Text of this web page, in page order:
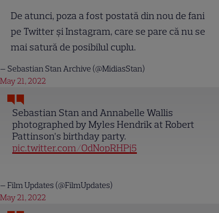
De atunci, poza a fost postată din nou de fani
pe Twitter și Instagram, care se pare că nu se
mai satură de posibilul cuplu.
Sebastian Stan and Annabelle Wallis
photographed by Myles Hendrik at Robert
Pattinson’s birthday party.
pic.twitter.com/OdNopRHPj5
— Sebastian Stan Archive (@MidiasStan)
May 21, 2022
— Film Updates (@FilmUpdates)
May 21, 2022